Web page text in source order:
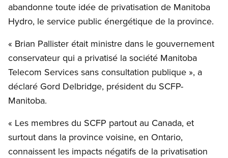
abandonne toute idée de privatisation de Manitoba
Hydro, le service public énergétique de la province.
« Brian Pallister était ministre dans le gouvernement
conservateur qui a privatisé la société Manitoba
Telecom Services sans consultation publique », a
déclaré Gord Delbridge, président du SCFP-
Manitoba.
« Les membres du SCFP partout au Canada, et
surtout dans la province voisine, en Ontario,
connaissent les impacts négatifs de la privatisation